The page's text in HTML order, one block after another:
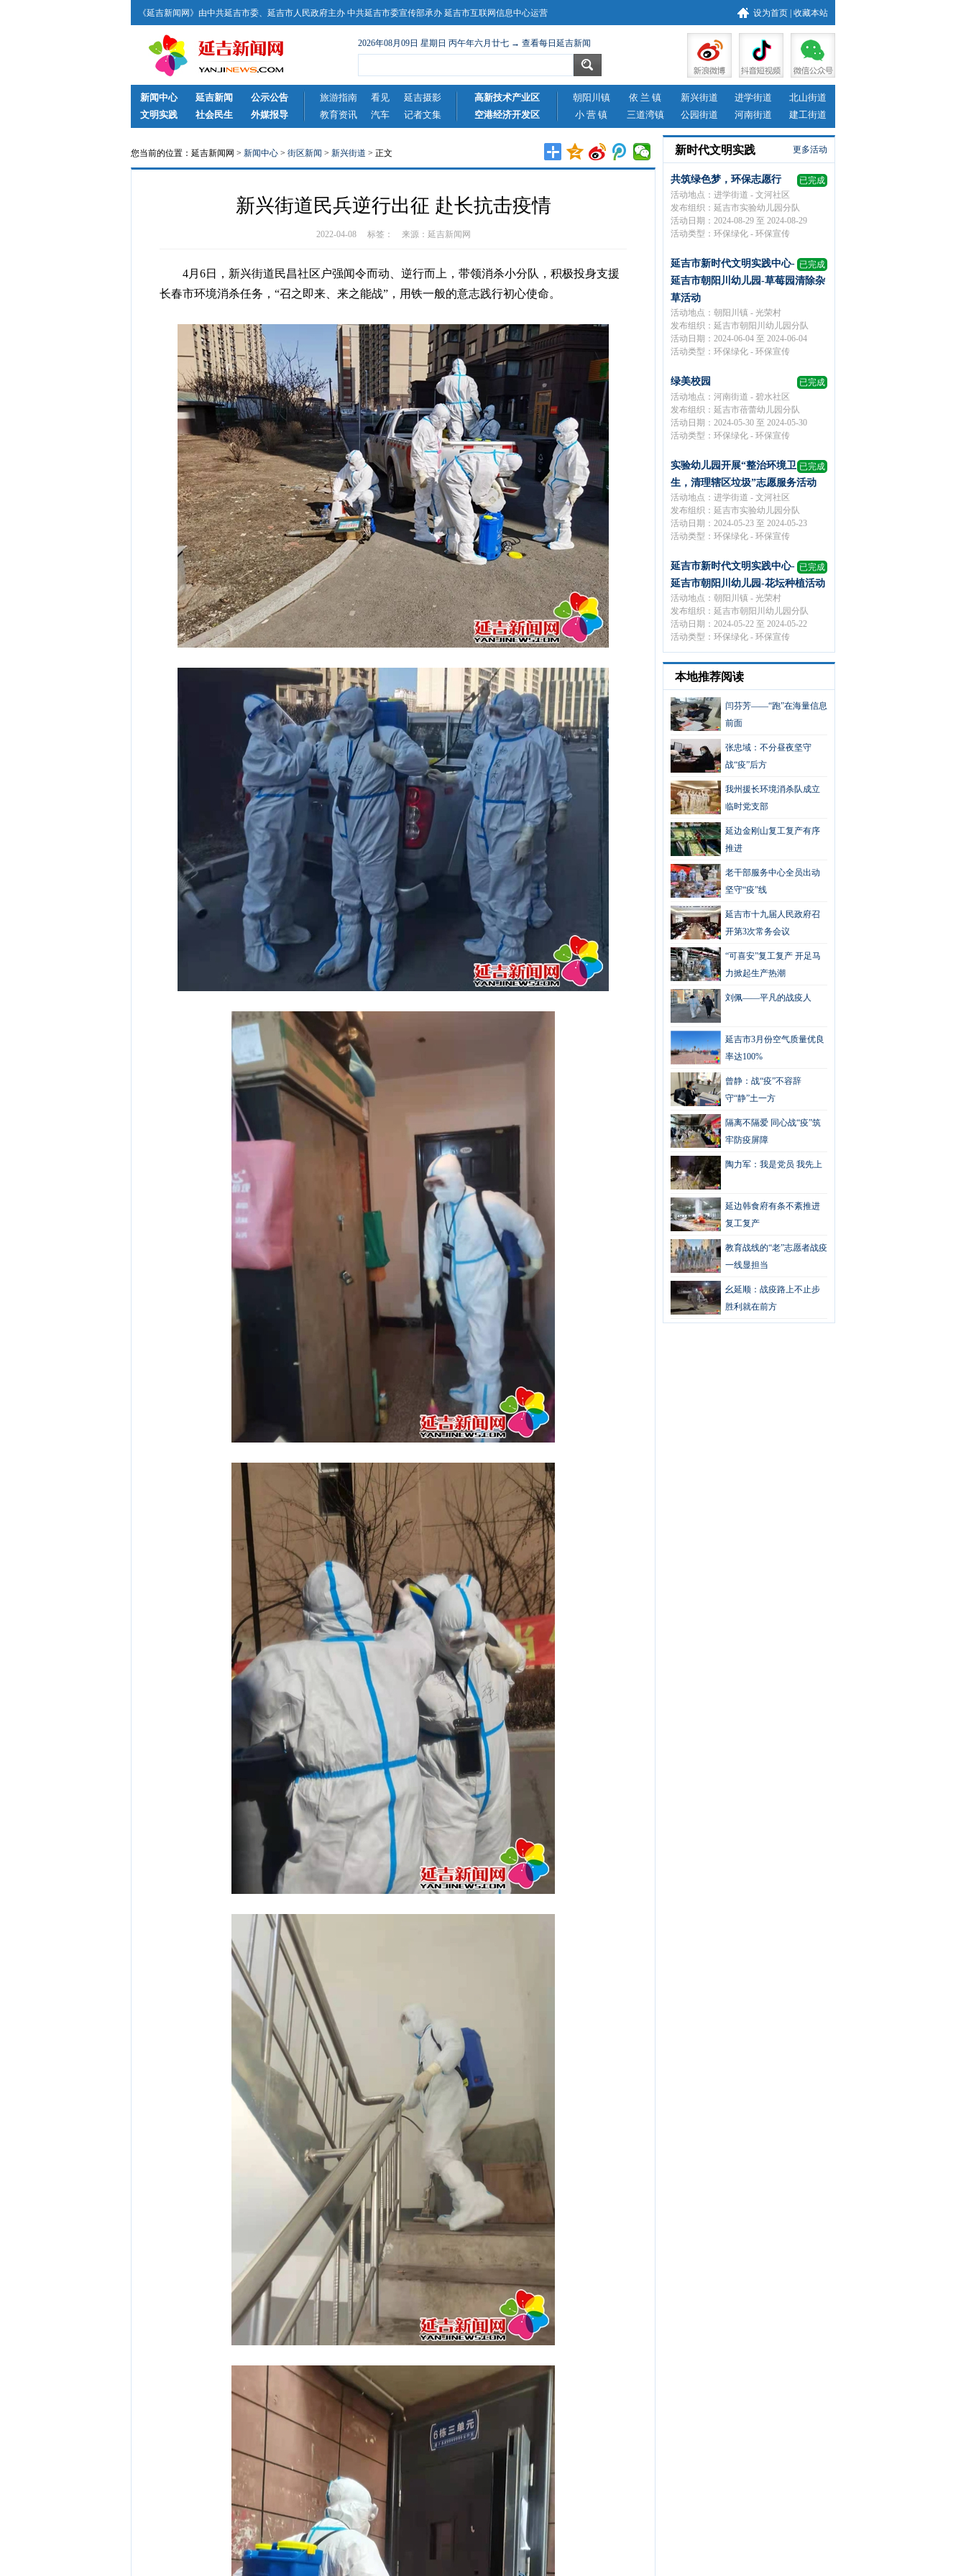
设为首页 收藏本站
《延吉新闻网》由中共延吉市委、延吉市人民政府主办 中共延吉市委宣传部承办 延吉市互联网信息中心运营
2026年08月09日 星期日 丙午年六月廿七 → 查看每日延吉新闻
新闻中心 延吉新闻 公示公告 旅游指南 看见 延吉摄影 高新技术产业区 朝阳川镇 依 兰 镇 新兴街道 进学街道
北山街道
文明实践
社会民生 外媒报导 教育资讯 汽车 记者文集 空港经济开发区 小 营 镇 三道湾镇 公园街道 河南街道 建工街道
您当前的位置：延吉新闻网 > 新闻中心 > 街区新闻 > 新兴街道 > 正文
新兴街道民兵逆行出征 赴长抗击疫情
2022-04-08 标签： 来源： 延吉新闻网
4月6日，新兴街道民昌社区户强闻令而动、逆行而上，带领消杀小分队，积极投身支援
长春市环境消杀任务，“召之即来、来之能战”，用铁一般的意志践行初心使命。
更多活动
新时代文明实践
已完成
共筑绿色梦，环保志愿行
活动地点：进学街道 - 文河社区
发布组织：延吉市实验幼儿园分队
活动日期：2024-08-29 至 2024-08-29
活动类型：环保绿化 - 环保宣传
已完成
延吉市新时代文明实践中心-
延吉市朝阳川幼儿园-草莓园清除杂
草活动
活动地点：朝阳川镇 - 光荣村
发布组织：延吉市朝阳川幼儿园分队
活动日期：2024-06-04 至 2024-06-04
活动类型：环保绿化 - 环保宣传
已完成
绿美校园
活动地点：河南街道 - 碧水社区
发布组织：延吉市蓓蕾幼儿园分队
活动日期：2024-05-30 至 2024-05-30
活动类型：环保绿化 - 环保宣传
已完成
实验幼儿园开展“整治环境卫
生，清理辖区垃圾”志愿服务活动
活动地点：进学街道 - 文河社区
发布组织：延吉市实验幼儿园分队
活动日期：2024-05-23 至 2024-05-23
活动类型：环保绿化 - 环保宣传
已完成
延吉市新时代文明实践中心-
延吉市朝阳川幼儿园-花坛种植活动
活动地点：朝阳川镇 - 光荣村
发布组织：延吉市朝阳川幼儿园分队
活动日期：2024-05-22 至 2024-05-22
活动类型：环保绿化 - 环保宣传
本地推荐阅读
闫芬芳——“跑”在海量信息
前面
张忠域：不分昼夜坚守
战“疫”后方
我州援长环境消杀队成立
临时党支部
延边金刚山复工复产有序
推进
老干部服务中心全员出动
坚守“疫”线
延吉市十九届人民政府召
开第3次常务会议
“可喜安”复工复产 开足马
力掀起生产热潮
刘佩——平凡的战疫人
延吉市3月份空气质量优良
率达100%
曾静：战“疫”不容辞
守“静”土一方
隔离不隔爱 同心战“疫”筑
牢防疫屏障
陶力军：我是党员 我先上
延边韩食府有条不紊推进
复工复产
教育战线的“老”志愿者战疫
一线显担当
幺延顺：战疫路上不止步
胜利就在前方